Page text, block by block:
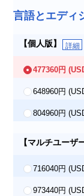
言語とエディ
【個人版】 詳細
477360円
648960円
804960円
【マルチユーザ
716040円
973440円